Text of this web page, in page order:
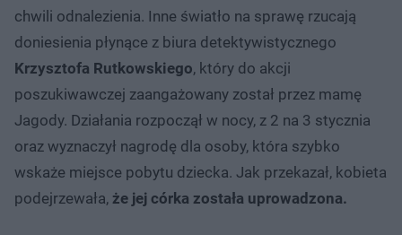
chwili odnalezienia. Inne światło na sprawę rzucają
doniesienia płynące z biura detektywistycznego
Krzysztofa Rutkowskiego, który do akcji
poszukiwawczej zaangażowany został przez mamę
Jagody. Działania rozpoczął w nocy, z 2 na 3 stycznia
oraz wyznaczył nagrodę dla osoby, która szybko
wskaże miejsce pobytu dziecka. Jak przekazał, kobieta
podejrzewała, że jej córka została uprowadzona.